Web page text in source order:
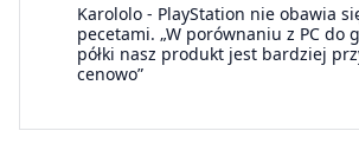
Karololo - PlayStation nie obawia
pecetami. „W porównaniu z PC do
półki nasz produkt jest bardziej
cenowo”